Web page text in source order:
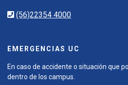
(56)22354 4000
EMERGENCIAS UC
En caso de accidente o situación que
dentro de los campus.